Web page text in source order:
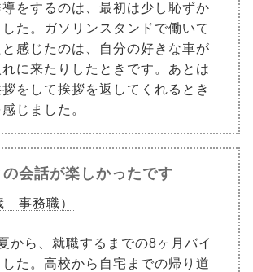
をするのは、最初は少し恥ずか
た。ガソリンスタンドで働いて
感じたのは、自分の好きな車が
に来たりしたときです。あとは
をして挨拶を返してくれるとき
じました。
会話が楽しかったです
事務職）
から、就職するまでの8ヶ月バイ
した。高校から自宅までの帰り道